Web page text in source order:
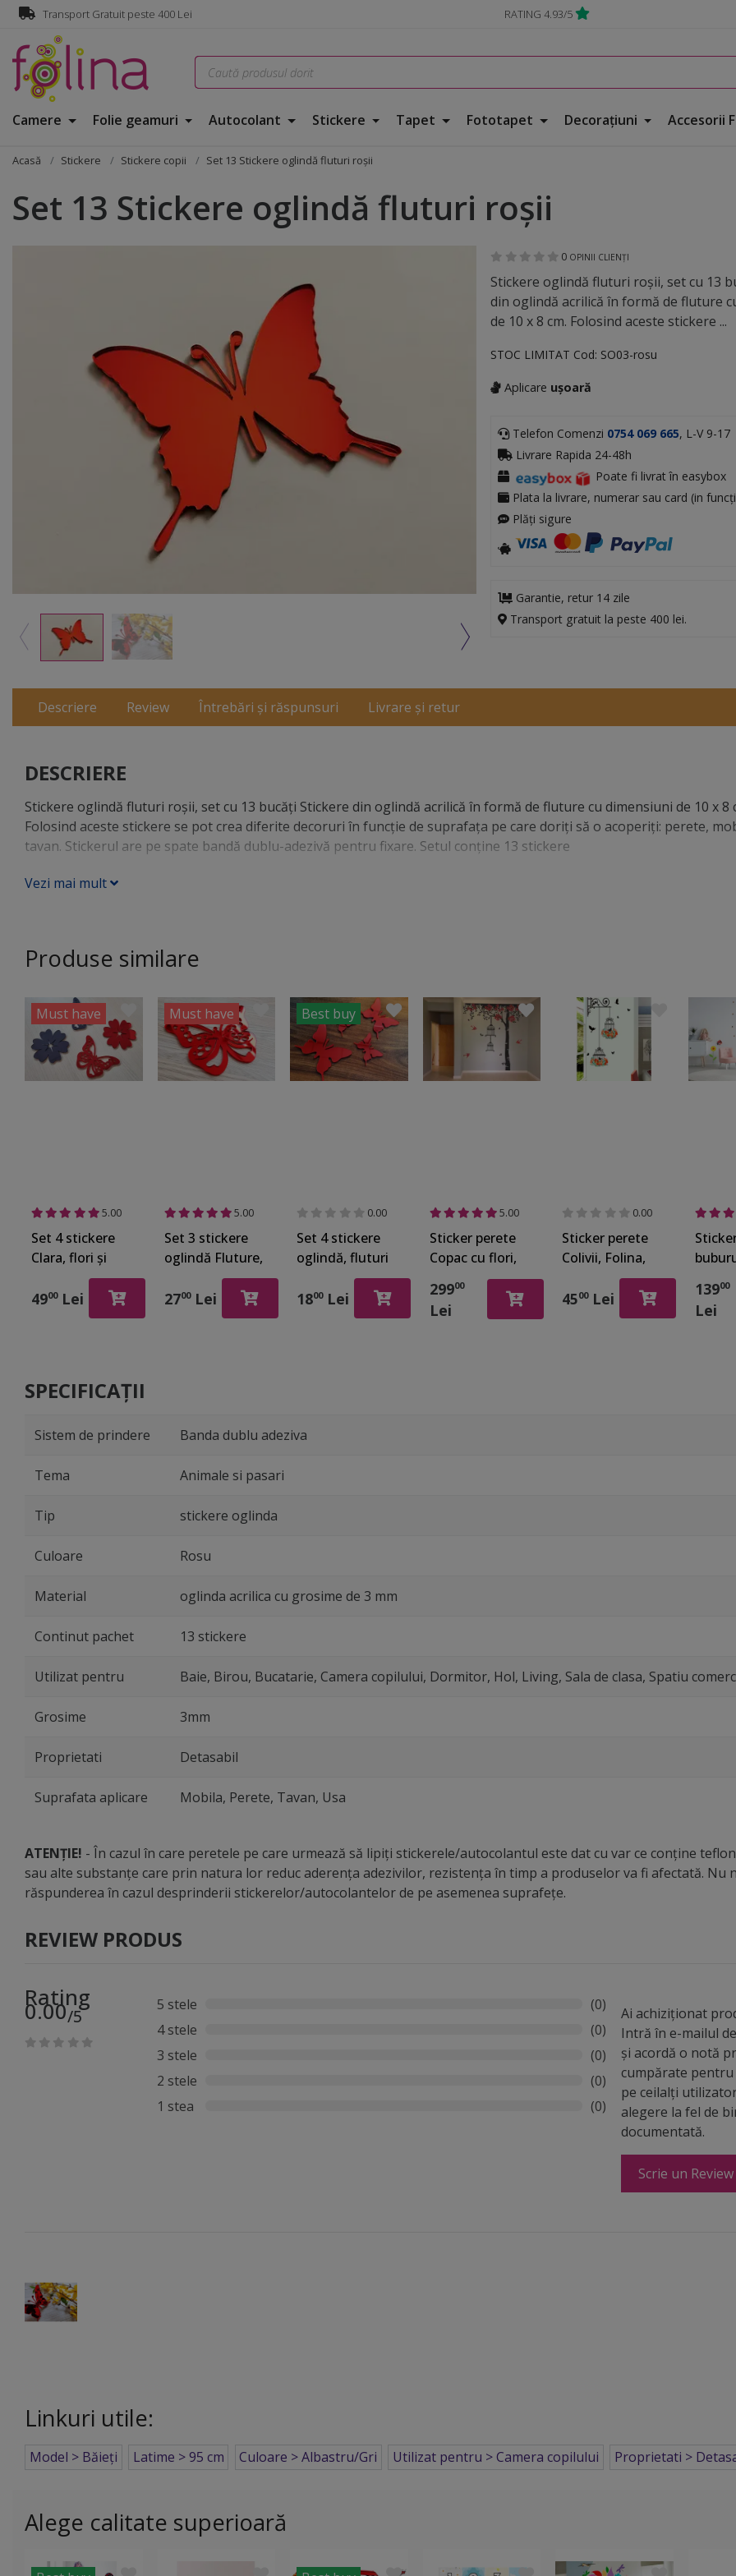
Transport Gratuit peste 400 Lei RATING 4.93/5
Camere Folie geamuri Autocolant Stickere Tapet Fototapet Decorațiuni Accesorii
Acasă Stickere Stickere copii Set 13 Stickere oglindă fluturi roşii
Set 13 Stickere oglindă fluturi roşii
0 OPINII CLIENȚI
Stickere oglindă fluturi roşii, set cu 13
din oglindă acrilică în formă de fluture
de 10 x 8 cm. Folosind aceste stickere ...
STOC LIMITAT Cod: SO03-rosu
Aplicare ușoară
Telefon Comenzi 0754 069 665, L-V 9-17
Livrare Rapida 24-48h
Poate fi livrat în easybox
Plata la livrare, numerar sau card (in
Plăți sigure
Garantie, retur 14 zile
Transport gratuit la peste 400 lei.
Descriere Review Întrebări și răspunsuri Livrare și retur
DESCRIERE
Stickere oglindă fluturi roşii, set cu 13 bucăţi Stickere din oglindă acrilică în formă de fluture cu dimensiuni de 10 x 8
Folosind aceste stickere se pot crea diferite decoruri în funcție de suprafața pe care doriți să o acoperiți: perete,
tavan. Stickerul are pe spate bandă dublu-adezivă pentru fixare. Setul conţine 13 stickere
Vezi mai mult
Produse similare
Must have
5.00
Set 4 stickere
Clara, flori şi
fluturi din
oglindă acrilică
gri şi roşie
4900Lei
Must have
5.00
Set 3 stickere
oglindă Fluture,
decorațiune din
oglindă acrilică
2700Lei
Best buy
0.00
Set 4 stickere
oglindă, fluturi
1800Lei
5.00
Sticker perete
Copac cu flori,
Folina, decor de
mari dimensiuni,
2.5 metri
29900
Lei
0.00
Sticker perete
Colivii, Folina,
model floral
roşu
4500Lei 13900
Lei
SPECIFICAȚII
Sistem de prindere Banda dublu adeziva
Tema Animale si pasari
Tip stickere oglinda
Culoare Rosu
Material oglinda acrilica cu grosime de 3 mm
Continut pachet 13 stickere
Utilizat pentru Baie, Birou, Bucatarie, Camera copilului, Dormitor, Hol, Living, Sala de clasa, Spatiu
Grosime 3mm
Proprietati Detasabil
Suprafata aplicare Mobila, Perete, Tavan, Usa
ATENȚIE! - În cazul în care peretele pe care urmează să lipiți stickerele/autocolantul este dat cu var ce conține
sau alte substanțe care prin natura lor reduc aderența adezivilor, rezistența în timp a produselor va fi afectată. Nu
răspunderea în cazul desprinderii stickerelor/autocolantelor de pe asemenea suprafețe.
REVIEW PRODUS
Rating
0.00/5
5 stele
(0)
4 stele
(0)
3 stele
(0)
2 stele
(0)
1 stea
(0)
Ai achiziționat
Intră în e-mailul
și acordă o notă
cumpărate
pe ceilalți
alegere la fel de
documentată.
Scrie un Review
Linkuri utile:
Model > Băieţi Latime > 95 cm Culoare > Albastru/Gri Utilizat pentru > Camera copilului Proprietati >
Alege calitate superioară